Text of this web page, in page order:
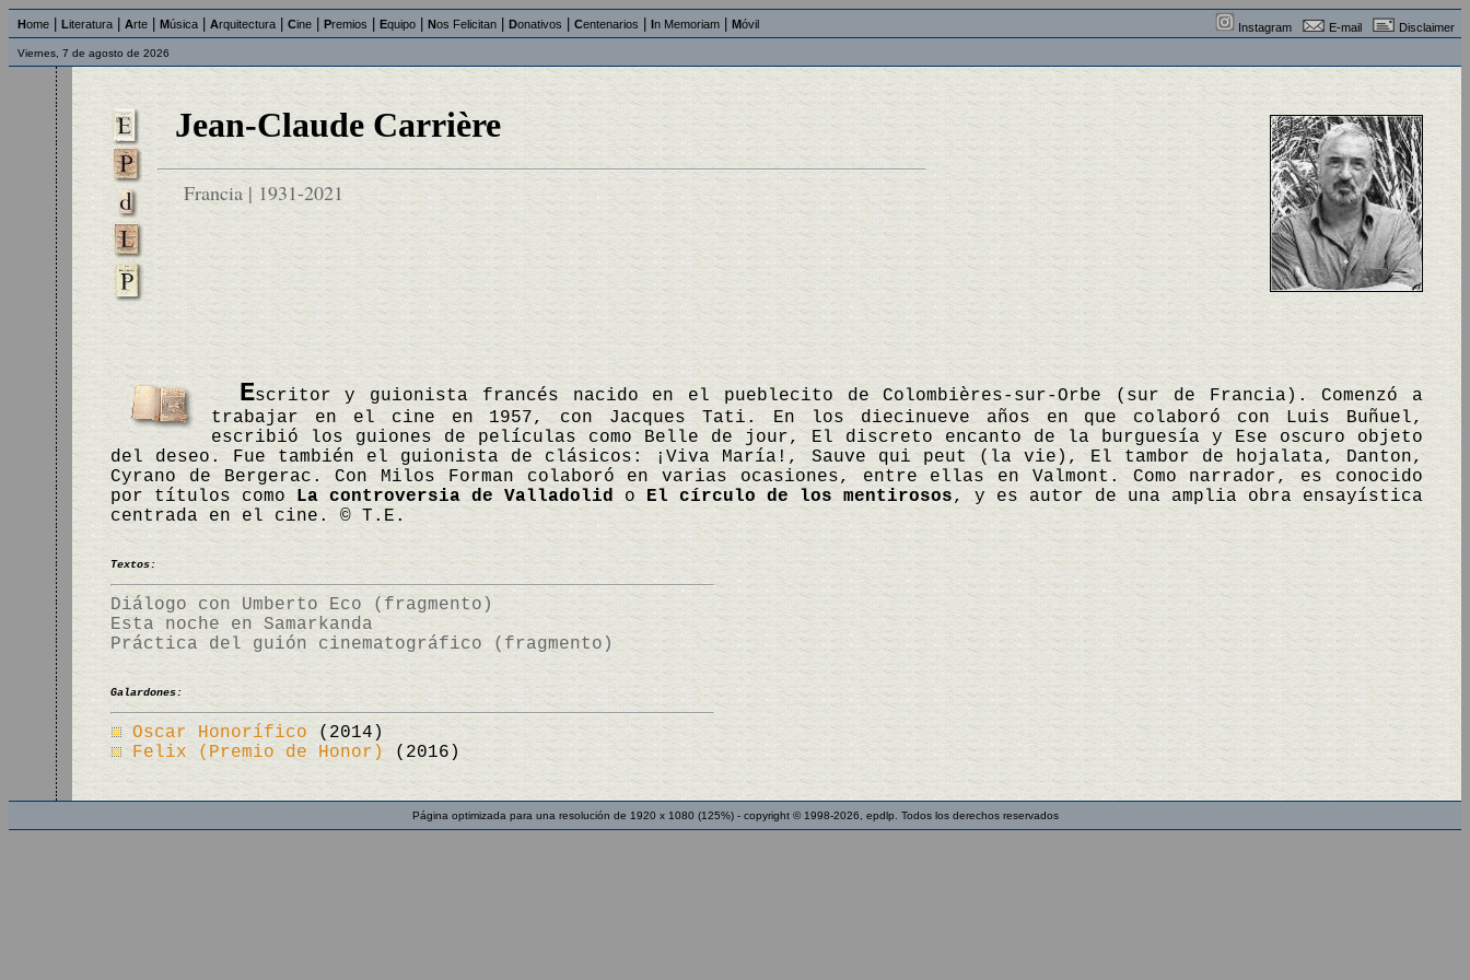
Home Literatura Arte Música Arquitectura Cine Premios Equipo Nos Felicitan Donativos Centenarios In Memoriam Móvil Instagram E-mail Disclaimer
Viernes, 7 de agosto de 2026
Jean-Claude Carrière
Francia | 1931-2021
Escritor y guionista francés nacido en el pueblecito de Colombières-sur-Orbe (sur de Francia). Comenzó a
trabajar en el cine en 1957, con Jacques Tati. En los diecinueve años en que colaboró con Luis Buñuel,
escribió los guiones de películas como Belle de jour, El discreto encanto de la burguesía y Ese oscuro objeto
del deseo. Fue también el guionista de clásicos: ¡Viva María!, Sauve qui peut (la vie), El tambor de hojalata, Danton,
Cyrano de Bergerac. Con Milos Forman colaboró en varias ocasiones, entre ellas en Valmont. Como narrador, es conocido
por títulos como La controversia de Valladolid oEl círculo de los mentirosos, y es autor de una amplia obra ensayística
centrada en el cine. © T.E.
Textos:
Diálogo con Umberto Eco (fragmento)
Esta noche en Samarkanda
Práctica del guión cinematográfico (fragmento)
Galardones:
Oscar Honorífico (2014)
Felix (Premio de Honor)(2016)
Página optimizada para una resolución de 1920 x 1080 (125%) - copyright © 1998-2026, epdlp. Todos los derechos reservados